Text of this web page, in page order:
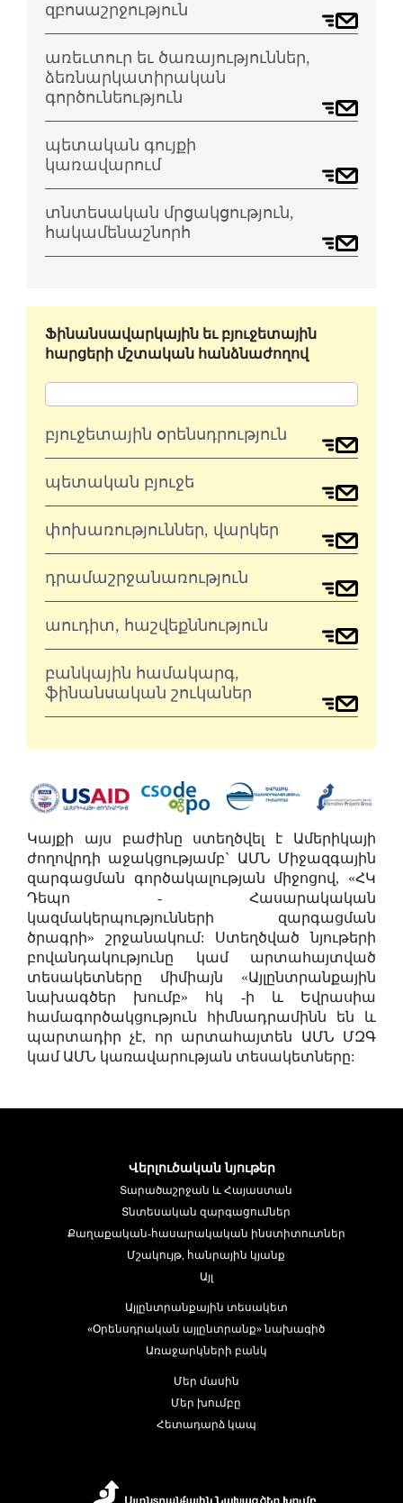
զբոսաշրջություն
առեւտուր եւ ծառայություններ,
ձեռնարկատիրական
գործունեություն
պետական գույքի
կառավարում
տնտեսական մրցակցություն,
հակամենաշնորհ
Ֆինանսավարկային եւ բյուջետային
հարցերի մշտական հանձնաժողով
բյուջետային օրենսդրություն
պետական բյուջե
փոխառություններ, վարկեր
դրամաշրջանառություն
աուդիտ, հաշվեքննություն
բանկային համակարգ,
ֆինանսական շուկաներ
Կայքի այս բաժինը ստեղծվել է Ամերիկայի
ժողովրդի աջակցությամբ` ԱՄՆ Միջազգային
զարգացման գործակալության միջոցով, «ՀԿ
Դեպո - Հասարակական
կազմակերպությունների զարգացման
ծրագրի» շրջանակում: Ստեղծված նյութերի
բովանդակությունը կամ արտահայտված
տեսակետները միմիայն «Այլընտրանքային
նախագծեր խումբ» հկ -ի և Եվրասիա
համագործակցություն հիմնադրամինն են և
պարտադիր չէ, որ արտահայտեն ԱՄՆ ՄԶԳ
կամ ԱՄՆ կառավարության տեսակետները:
Վերլուծական նյութեր
Տարածաշրջան և Հայաստան
Տնտեսական զարգացումներ
Քաղաքական-հասարակական ինստիտուտներ
Մշակույթ, հանրային կյանք
Այլ
Այլընտրանքային տեսակետ
«Օրենսդրական այլընտրանք» նախագիծ
Առաջարկների բանկ
Մեր մասին
Մեր խումբը
Հետադարձ կապ